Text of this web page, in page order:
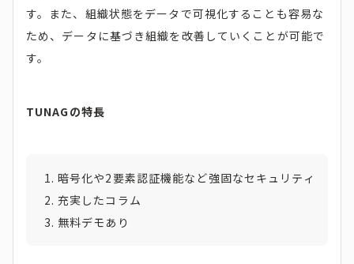
す。また、組織状態をデータで可視化することも容易な
ため、データに基づき組織を改善していくことが可能で
す。
TUNAGの特長
暗号化や2要素認証機能など強固なセキュリティ
充実したコラム
無料デモあり